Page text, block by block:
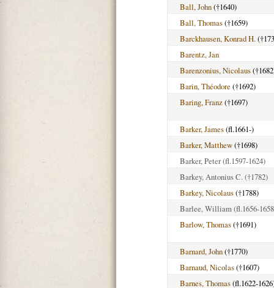
Ball, John(†1640)
Ball, Thomas(†1659)
Barckhausen, Konrad H.
Barentz, Jan
Barenzonius, Nicolaus
Barin, Théodore (†1692)
Baring, Franz(†1697)
Barker, James(fl.1661-)
Barker, Matthew(†1698)
Barker, Peter(fl.1597-1624)
Barkey, Antonius C.(†1782)
Barkey, Nicolaus(†1788)
Barlee, William(fl.1656-
Barlow, Thomas(†1691)
Barnard, John(†1770)
Barnaud, Nicolas(†1607)
Barnes, Thomas(fl.1622-